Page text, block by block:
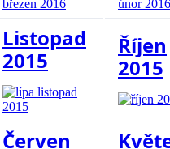
Listopad
2015
Říjen
2015
Červen